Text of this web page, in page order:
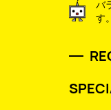
バ
す。